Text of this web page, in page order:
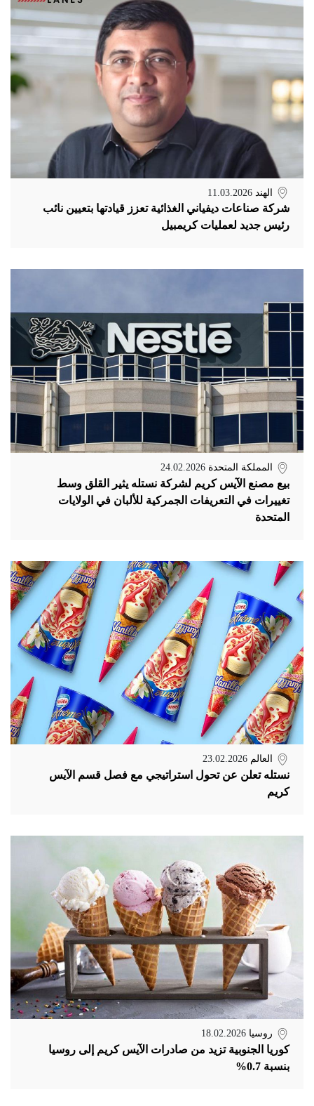
الهند 11.03.2026
شركة صناعات ديفياني الغذائية تعزز قيادتها بتعيين نائب
رئيس جديد لعمليات كريمبيل
المملكة المتحدة 24.02.2026
بيع مصنع الآيس كريم لشركة نستله يثير القلق وسط
تغييرات في التعريفات الجمركية للألبان في الولايات
المتحدة
العالم 23.02.2026
نستله تعلن عن تحول استراتيجي مع فصل قسم الآيس
كريم
روسيا 18.02.2026
كوريا الجنوبية تزيد من صادرات الآيس كريم إلى روسيا
بنسبة 0.7%